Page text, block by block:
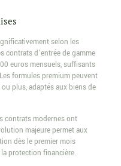
selon les
contrats d’entrée de gamme
euros mensuels, suffisants
formules premium peuvent
plus, adaptés aux biens de
contrats modernes ont
majeure permet aux
dès le premier mois
protection financière.